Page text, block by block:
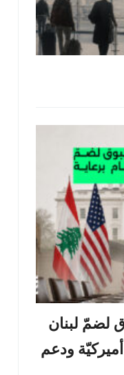
لضمّ لبنان
أميركيّة ودعم